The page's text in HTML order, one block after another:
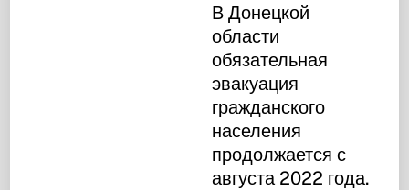
В Донецкой
области
обязательная
эвакуация
гражданского
населения
продолжается с
августа 2022 года.